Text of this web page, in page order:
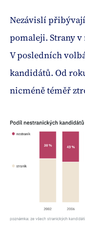
Nezávislí
pomaleji. Strany
V posledních
kandidátů. Od
nicméně téměř